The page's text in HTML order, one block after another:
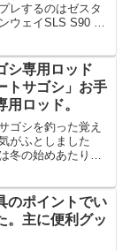
レするのはゼスタ
ウェイSLS S90 モ
すけど。そして１
シ専用ロッド
トサゴシ」お手
ロッド。
ゴシを釣った覚え
がふとしました
冬の始めあたりに
カンドジェネレー
のポイントでい
。主に便利グッ